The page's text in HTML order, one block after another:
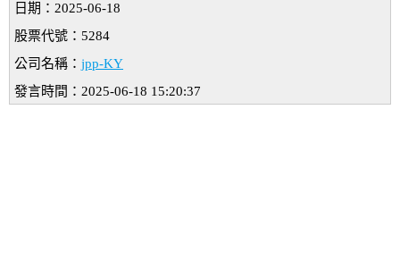
日期：2025-06-18
股票代號：5284
公司名稱： jpp-KY
發言時間：2025-06-18 15:20:37